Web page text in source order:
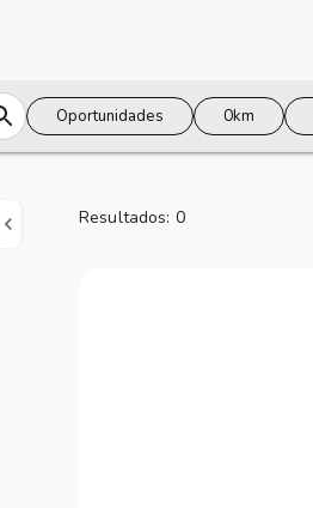
Oportunidades 0km
Resultados: 0